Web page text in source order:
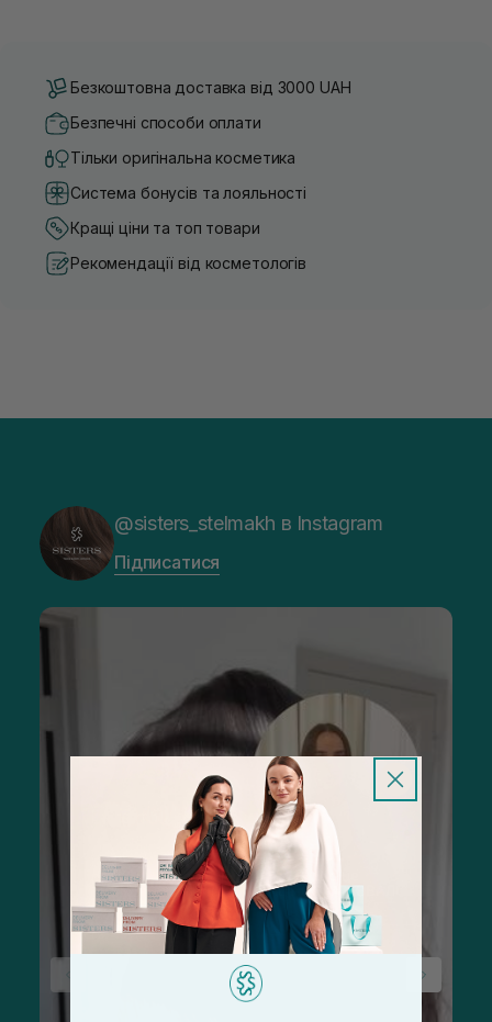
Безкоштовна доставка від 3000 UAH
Безпечні способи оплати
Тільки оригінальна косметика
Система бонусів та лояльності
Кращі ціни та топ товари
Рекомендації від косметологів
@sisters_stelmakh в Instagram
Підписатися